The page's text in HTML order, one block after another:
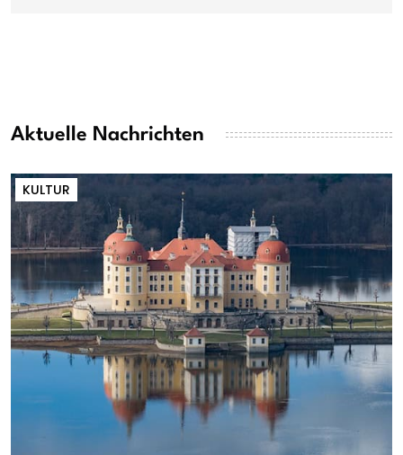
Aktuelle Nachrichten
KULTUR